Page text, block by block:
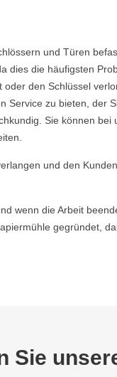
und Türen
dies die häufigsten
den Schlüssel
Service zu bieten, der
Sie können bei
und den
wenn die Arbeit
gegründet,
Sie